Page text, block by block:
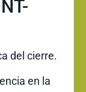
del cierre.
en la